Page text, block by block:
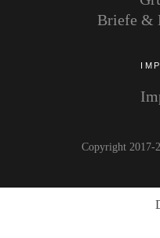
Briefe &
Copyright 2017-